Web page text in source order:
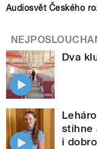
Audiosvět Českého
Dva
stihne
i